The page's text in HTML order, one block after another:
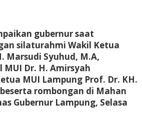
gubernur saat
silaturahmi Wakil Ketua
Marsudi Syuhud, M.A,
MUI Dr. H. Amirsyah
MUI Lampung Prof. Dr. KH.
rombongan di Mahan
Gubernur Lampung, Selasa